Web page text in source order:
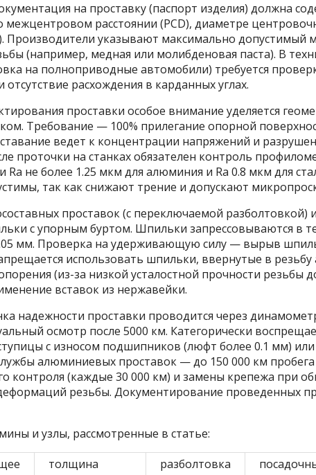
на проставку (паспорт изделия) должна
расстоянии (PCD), диаметре
Производители указывают максимально допустимый
(например, медная или молибденовая паста). В
на полноприводные автомобили) требуется
отсутствие расхождения в карданных углах.
проставки особое внимание уделяется
Требование — 100% прилегание опорной
ведет к концентрации напряжений и
проточки на станках обязателен контроль
Ra не более 1.25 мкм для алюминия и Ra 0.8 мкм для
так как снижают трение и допускают
проставок (с переключаемой разболтовкой)
с упорным буртом. Шпильки запрессовываются в
мм. Проверка на удерживающую силу — вырыв
использовать шпильки, ввернутые в
(из-за низкой усталостной прочности резьбы
вставок из нержавейки.
надежности проставки проводится через
осмотр после 5000 км. Категорически
с износом подшипников (люфт более 0.1 мм)
алюминиевых проставок — до 150 000 км
контроля (каждые 30 000 км) и замены крепежа при
резьбы. Документирование проведенных
и узлы, рассмотренные в статье:
толщина
разболтовка